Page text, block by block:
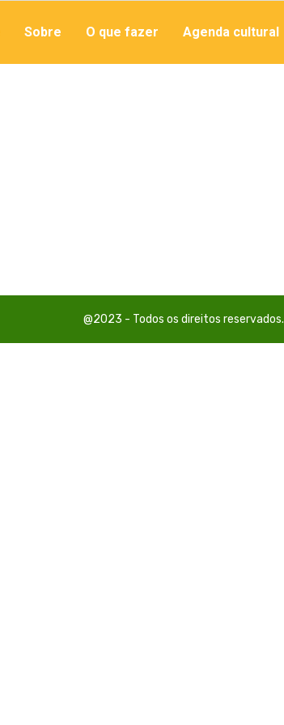
Sobre O que fazer Agenda cultural
@2023 - Todos os direitos reservados.